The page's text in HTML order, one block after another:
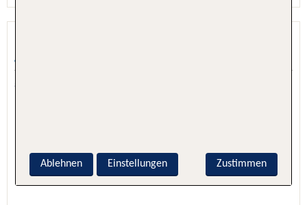
Jan Thiel, Curacao & Aruba & Bonaire, Curacao
5.9 - 100 % Weiterempfehlung
Zustimmen
Ablehnen Einstellungen